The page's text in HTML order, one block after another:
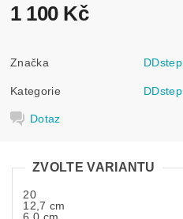
1 100 Kč
Značka DDstep
Kategorie DDstep
Dotaz
ZVOLTE VARIANTU
20
12,7 cm
6,0 cm